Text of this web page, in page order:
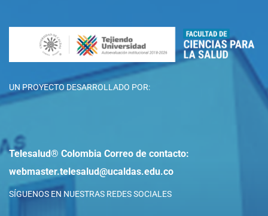
UN PROYECTO DESARROLLADO POR:
Telesalud® Colombia Correo de contacto:
webmaster.telesalud@ucaldas.edu.co
SÍGUENOS EN NUESTRAS REDES SOCIALES